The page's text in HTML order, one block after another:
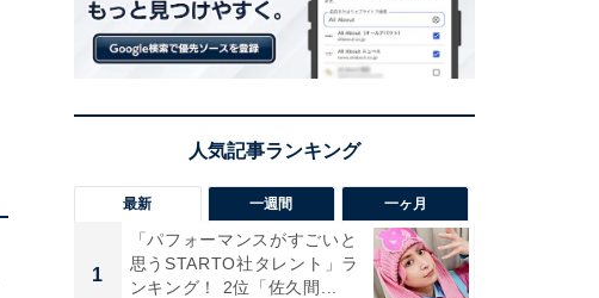
最新 一週間 一ヶ月
1
「パフォーマンスがすごいと
思うSTARTO社タレント」ラ
ンキング！ 2位「佐久間...